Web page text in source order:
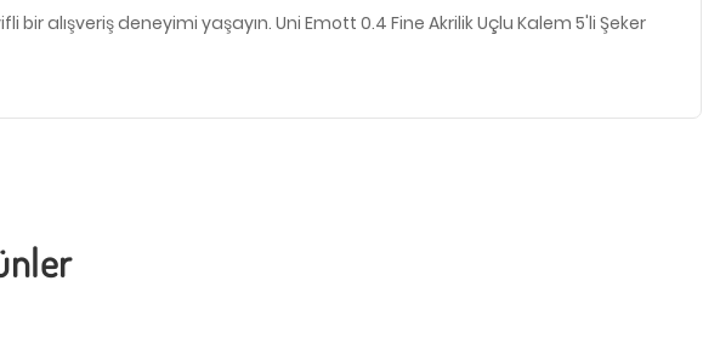
alışveriş deneyimi yaşayın. Uni Emott 0.4 Fine Akrilik Uçlu Kalem 5'li Şeker